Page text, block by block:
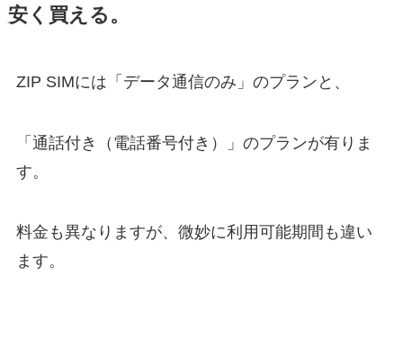
安く買える。
ZIP SIMには「データ通信のみ」のプランと、
「通話付き（電話番号付き）」のプランが有りま
す。
料金も異なりますが、微妙に利用可能期間も違い
ます。